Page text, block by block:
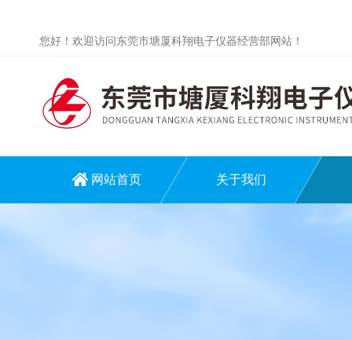
您好！欢迎访问东莞市塘厦科翔电子仪器经营部网站！
网站首页 关于我们